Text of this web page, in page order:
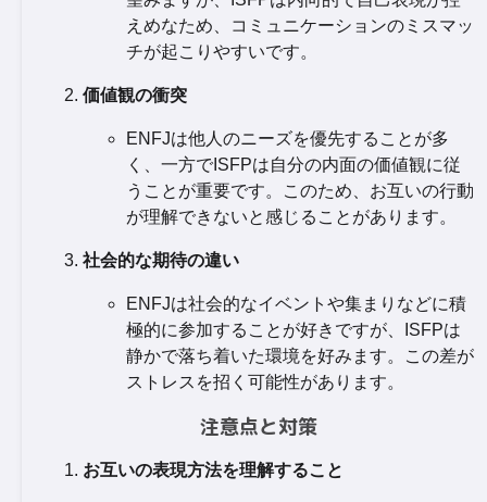
えめなため、コミュニケーションのミスマッ
チが起こりやすいです。
価値観の衝突
ENFJは他人のニーズを優先することが多
く、一方でISFPは自分の内面の価値観に従
うことが重要です。このため、お互いの行動
が理解できないと感じることがあります。
社会的な期待の違い
ENFJは社会的なイベントや集まりなどに積
極的に参加することが好きですが、ISFPは
静かで落ち着いた環境を好みます。この差が
ストレスを招く可能性があります。
注意点と対策
お互いの表現方法を理解すること